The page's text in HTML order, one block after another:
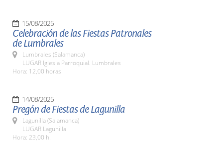
15/08/2025
Celebración de las Fiestas Patronales
de Lumbrales
Lumbrales (Salamanca)
LUGAR Iglesia Parroquial. Lumbrales
Hora: 12,00 horas
14/08/2025
Pregón de Fiestas de Lagunilla
Lagunilla (Salamanca)
LUGAR Lagunilla
Hora: 23,00 h.